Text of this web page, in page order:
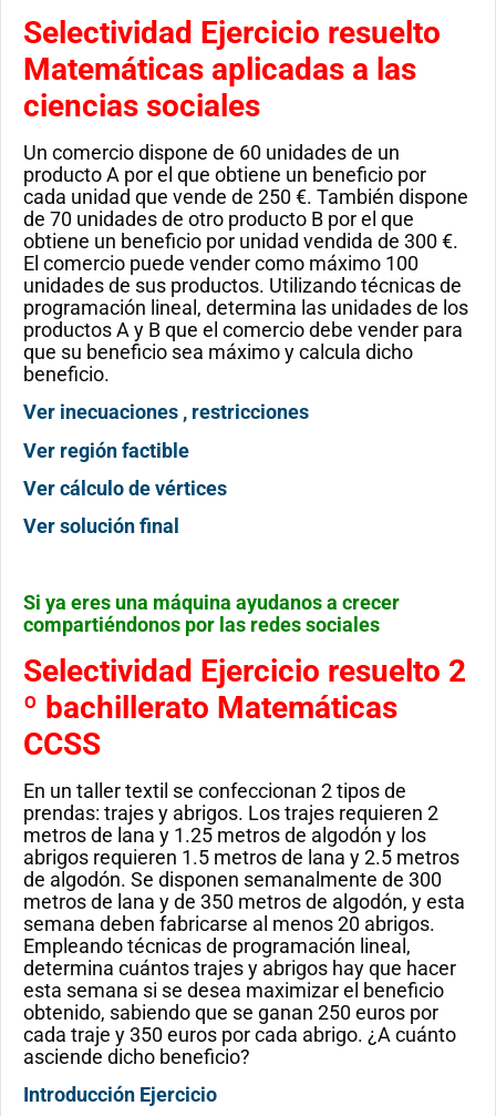
Selectividad Ejercicio resuelto
Matemáticas aplicadas a las
ciencias sociales
Un comercio dispone de 60 unidades de un
producto A por el que obtiene un beneficio por
cada unidad que vende de 250 €. También dispone
de 70 unidades de otro producto B por el que
obtiene un beneficio por unidad vendida de 300 €.
El comercio puede vender como máximo 100
unidades de sus productos. Utilizando técnicas de
programación lineal, determina las unidades de los
productos A y B que el comercio debe vender para
que su beneficio sea máximo y calcula dicho
beneficio.
Ver inecuaciones , restricciones
Ver región factible
Ver cálculo de vértices
Ver solución final
Si ya eres una máquina ayudanos a crecer
compartiéndonos por las redes sociales
Selectividad Ejercicio resuelto 2
º bachillerato Matemáticas
CCSS
En un taller textil se confeccionan 2 tipos de
prendas: trajes y abrigos. Los trajes requieren 2
metros de lana y 1.25 metros de algodón y los
abrigos requieren 1.5 metros de lana y 2.5 metros
de algodón. Se disponen semanalmente de 300
metros de lana y de 350 metros de algodón, y esta
semana deben fabricarse al menos 20 abrigos.
Empleando técnicas de programación lineal,
determina cuántos trajes y abrigos hay que hacer
esta semana si se desea maximizar el beneficio
obtenido, sabiendo que se ganan 250 euros por
cada traje y 350 euros por cada abrigo. ¿A cuánto
asciende dicho beneficio?
Introducción Ejercicio